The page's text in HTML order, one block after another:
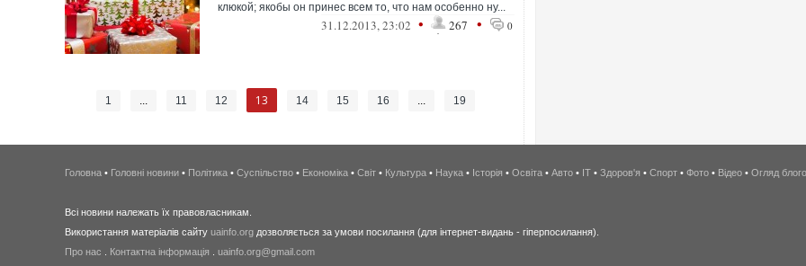
клюкой; якобы он принес всем то, что нам особенно ну...
31.12.2013, 23:02 • 267 • 0
1 ... 11 12 13 14 15 16 ... 19
Головна • Головні новини • Політика • Суспільство • Економіка • Світ • Культура • Наука • Історія • Освіта • Авто • IT • Здоров'я • Спорт • Фото • Відео • Огляд
Всі новини належать їх правовласникам.
Використання матеріалів сайту uainfo.org дозволяється за умови посилання (для інтернет-видань - гіперпосилання).
Про нас
Контактна інформація uainfo.org@gmail.com